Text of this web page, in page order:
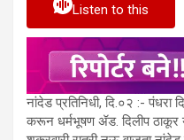
Listen to this
नांदेड प्रतिनिधी, दि.०२ :- पंधरा
करून धर्मभूषण ॲड. दिलीप ठाकूर